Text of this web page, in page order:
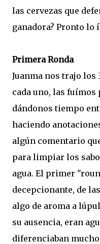
las cervezas que
ganadora? Pronto lo
Primera Ronda
Juanma nos trajo
cada uno, las
dándonos tiempo
haciendo
algún comentario
para limpiar los
agua. El primer
decepcionante, de
algo de aroma a
su ausencia, eran
diferenciaban